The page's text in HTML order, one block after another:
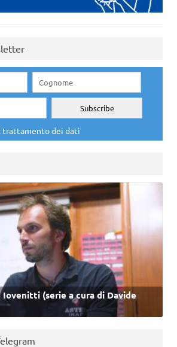
trattamento dei dati
(serie a cura di Davide